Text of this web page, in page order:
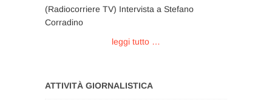
(Radiocorriere TV) Intervista a Stefano
Corradino
leggi tutto …
ATTIVITÀ GIORNALISTICA